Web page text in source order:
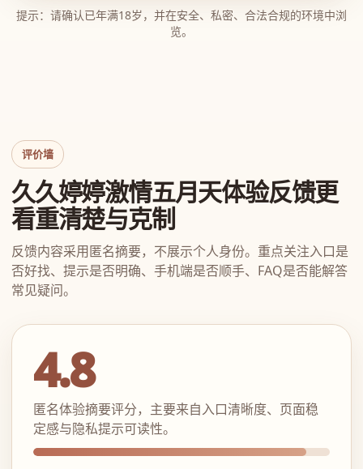
提示：请确认已年满18岁，并在安全、私密、合法合规的环境中浏
览。
评价墙
久久婷婷激情五月天体验反馈更
看重清楚与克制
反馈内容采用匿名摘要，不展示个人身份。重点关注入口是
否好找、提示是否明确、手机端是否顺手、FAQ是否能解答
常见疑问。
4.8
匿名体验摘要评分，主要来自入口清晰度、页面稳
定感与隐私提示可读性。